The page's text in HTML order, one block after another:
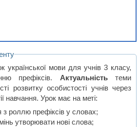
української мови для учнів 3 класу,
префіксів. Актуальність теми
розвитку особистості учнів через
навчання. Урок має на меті:
роллю префіксів у словах;
утворювати нові слова;